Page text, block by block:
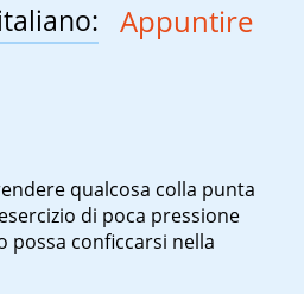
Appuntire
qualcosa colla punta
di poca pressione
possa conficcarsi nella